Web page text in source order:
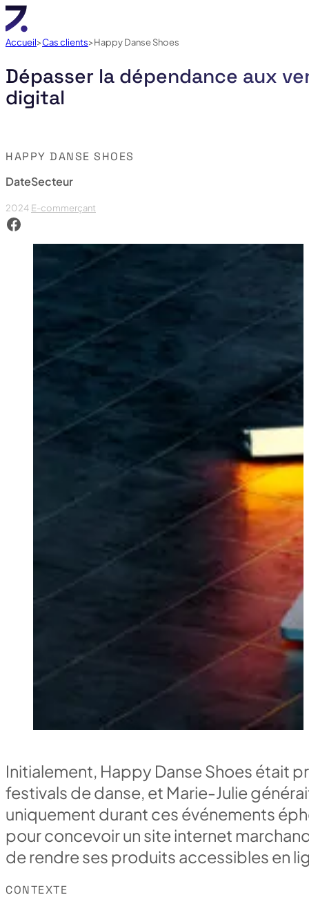
Accueil Cas clients Happy Danse Shoes
Dépasser la dépendance aux
digital
HAPPY DANSE SHOES
Date
2024
Secteur
E-commerçant
Voir le facebook de Happy Danse Shoes
Initialement, Happy Danse Shoes était
festivals de danse, et Marie-Julie
uniquement durant ces événements
pour concevoir un site internet
de rendre ses produits accessibles en
CONTEXTE